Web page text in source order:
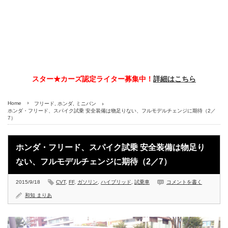
スター★カーズ認定ライター募集中！ 詳細はこちら
Home フリード ホンダ
ミニバン
ホンダ・フリード、スパイク試乗 安全装備は物足りない、フルモデルチェンジに期待（2／
7）
ホンダ・フリード、スパイク試乗 安全装備は物足り
ない、フルモデルチェンジに期待（2／7）
2015/9/18 CVT, FF, ガソリン ハイブリッド 試乗車 コメントを書く
和知 まりあ